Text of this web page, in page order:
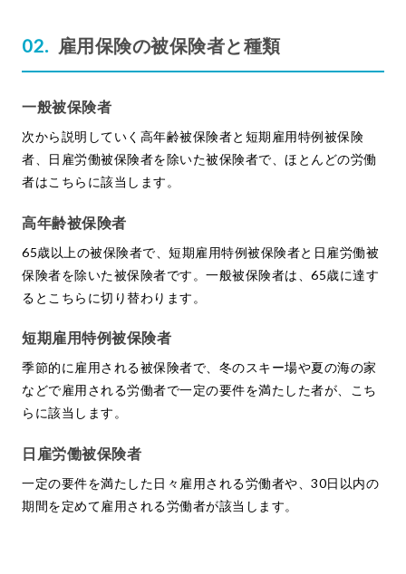
雇用保険の被保険者と種類
一般被保険者
次から説明していく高年齢被保険者と短期雇用特例被保険
者、日雇労働被保険者を除いた被保険者で、ほとんどの労働
者はこちらに該当します。
高年齢被保険者
65歳以上の被保険者で、短期雇用特例被保険者と日雇労働被
保険者を除いた被保険者です。一般被保険者は、65歳に達す
るとこちらに切り替わります。
短期雇用特例被保険者
季節的に雇用される被保険者で、冬のスキー場や夏の海の家
などで雇用される労働者で一定の要件を満たした者が、こち
らに該当します。
日雇労働被保険者
一定の要件を満たした日々雇用される労働者や、30日以内の
期間を定めて雇用される労働者が該当します。